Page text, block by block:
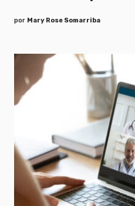
por Mary Rose Somarriba